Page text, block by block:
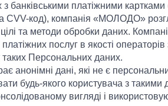
банківськими платіжними картками
CVV-код), компанія «МОЛОДО»
та методи обробки даних.
послуг в якості
Персональних даних.
анонімні дані, які не є
будь-якого користувача з такими
вигляді і